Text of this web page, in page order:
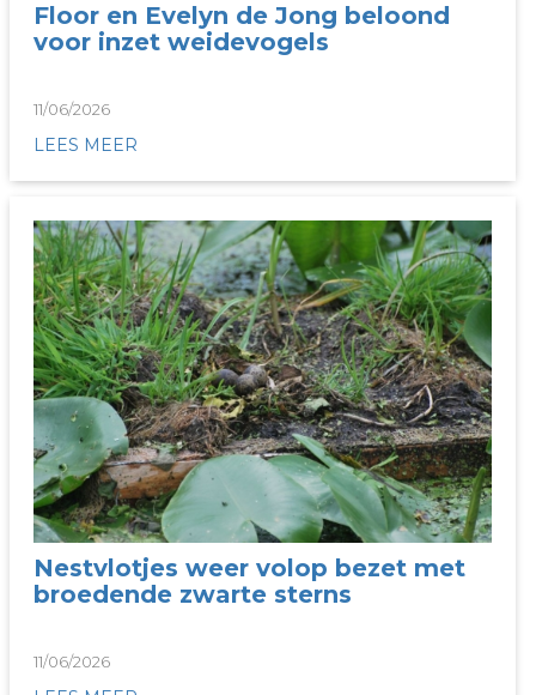
Floor en Evelyn de Jong beloond
voor inzet weidevogels
11/06/2026
LEES MEER
Nestvlotjes weer volop bezet met
broedende zwarte sterns
11/06/2026